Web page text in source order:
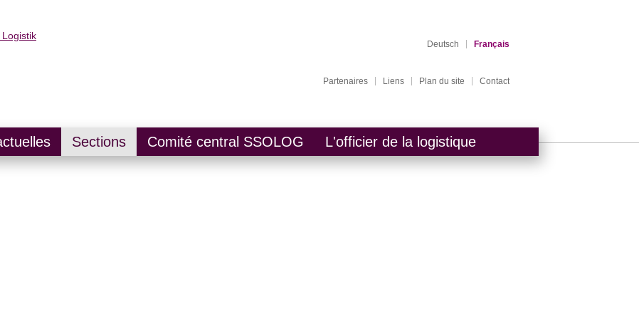
Deutsch Français
Partenaires Liens Plan du site Contact
Sections Comité central SSOLOG
L'officier de la logistique